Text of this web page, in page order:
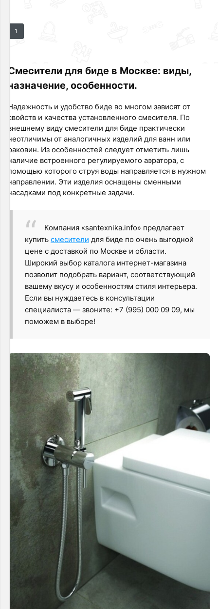
1
Смесители для биде в Москве: виды,
назначение, особенности.
Надежность и удобство биде во многом зависят от
свойств и качества установленного смесителя. По
внешнему виду смесители для биде практически
неотличимы от аналогичных изделий для ванн или
раковин. Из особенностей следует отметить лишь
наличие встроенного регулируемого аэратора, с
помощью которого струя воды направляется в нужном
направлении. Эти изделия оснащены сменными
насадками под конкретные задачи.
Компания «santexnika.info» предлагает
купить смесители для биде по очень выгодной
цене с доставкой по Москве и области.
Широкий выбор каталога интернет-магазина
позволит подобрать вариант, соответствующий
вашему вкусу и особенностям стиля интерьера.
Если вы нуждаетесь в консультации
специалиста — звоните: +7 (995) 000 09 09, мы
поможем в выборе!